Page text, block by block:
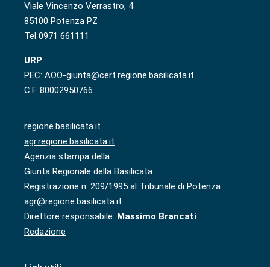
Viale Vincenzo Verrastro, 4
85100 Potenza PZ
Tel 0971 661111
URP
PEC: AOO-giunta@cert.regione.basilicata.it
C.F. 80002950766
regione.basilicata.it
agr.regione.basilicata.it
Agenzia stampa della
Giunta Regionale della Basilicata
Registrazione n. 209/1995 al Tribunale di Potenza
agr@regione.basilicata.it
Direttore responsabile: Massimo Brancati
Redazione